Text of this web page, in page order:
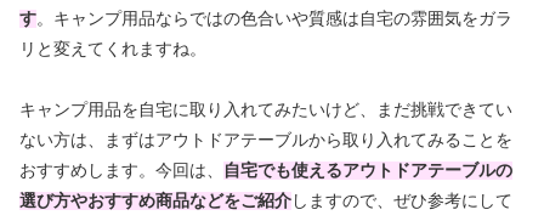
す。キャンプ用品ならではの色合いや質感は自宅の雰囲気をガラ
リと変えてくれますね。
キャンプ用品を自宅に取り入れてみたいけど、まだ挑戦できてい
ない方は、まずはアウトドアテーブルから取り入れてみることを
おすすめします。今回は、
自宅でも使えるアウトドアテーブルの
選び方やおすすめ商品などをご紹介 しますので、ぜひ参考にして